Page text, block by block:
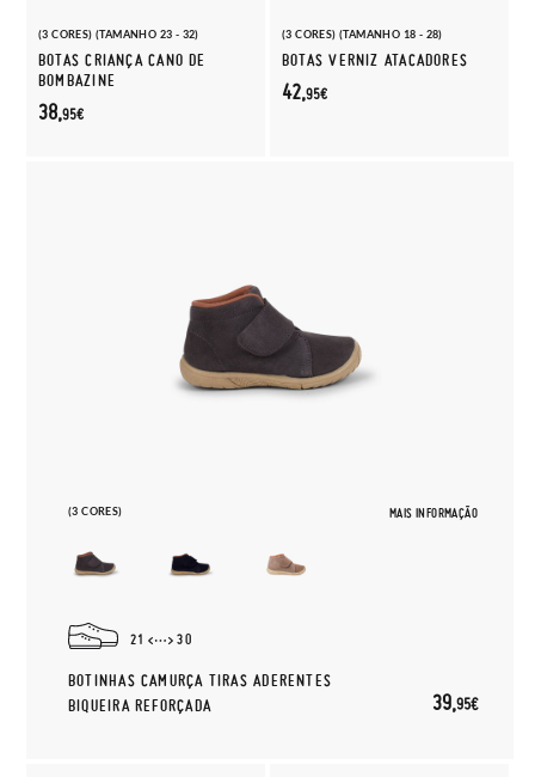
(3 CORES) (TAMANHO 23 - 32)
BOTAS CRIANÇA CANO DE
BOMBAZINE
38,95€
(3 CORES) (TAMANHO 18 - 28)
BOTAS VERNIZ ATACADORES
42,95€
(3 CORES) MAIS INFORMAÇÃO
21 30
BOTINHAS CAMURÇA TIRAS ADERENTES
BIQUEIRA REFORÇADA
39,95€